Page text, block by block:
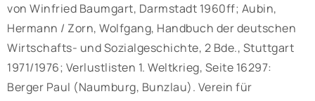
von Winfried Baumgart, Darmstadt 1960ff; Aubin,
Hermann / Zorn, Wolfgang, Handbuch der deutschen
Wirtschafts- und Sozialgeschichte, 2 Bde., Stuttgart
1971/1976; Verlustlisten 1. Weltkrieg, Seite 16297:
Berger Paul (Naumburg, Bunzlau). Verein für